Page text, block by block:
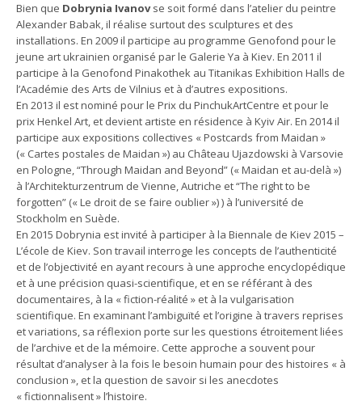
Bien que Dobrynia Ivanovse soit formé dans l’atelier du peintre
Alexander Babak, il réalise surtout des sculptures et des
installations. En 2009 il participe au programme Genofond pour le
jeune art ukrainien organisé par le Galerie Ya à Kiev. En 2011 il
participe à la Genofond Pinakothek au Titanikas Exhibition Halls de
l’Académie des Arts de Vilnius et à d’autres expositions.
En 2013 il est nominé pour le Prix du PinchukArtCentre et pour le
prix Henkel Art, et devient artiste en résidence à Kyiv Air. En 2014 il
participe aux expositions collectives « Postcards from Maidan »
(« Cartes postales de Maidan ») au Château Ujazdowski à Varsovie
en Pologne, “Through Maidan and Beyond” (« Maidan et au-delà »)
à l’Architekturzentrum de Vienne, Autriche et “The right to be
forgotten” (« Le droit de se faire oublier ») ) à l’université de
Stockholm en Suède.
En 2015 Dobrynia est invité à participer à la Biennale de Kiev 2015 –
L’école de Kiev. Son travail interroge les concepts de l’authenticité
et de l’objectivité en ayant recours à une approche encyclopédique
et à une précision quasi-scientifique, et en se référant à des
documentaires, à la « fiction-réalité » et à la vulgarisation
scientifique. En examinant l’ambiguïté et l’origine à travers reprises
et variations, sa réflexion porte sur les questions étroitement liées
de l’archive et de la mémoire. Cette approche a souvent pour
résultat d’analyser à la fois le besoin humain pour des histoires « à
conclusion », et la question de savoir si les anecdotes
« fictionnalisent » l’histoire.